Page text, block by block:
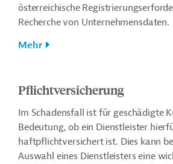
österreichische
Recherche von Unternehmensdaten.
Mehr
Pflichtversicherung
Im Schadensfall ist für geschädigte
Bedeutung, ob ein Dienstleister
haftpflichtversichert ist. Dies kann
Auswahl eines Dienstleisters eine